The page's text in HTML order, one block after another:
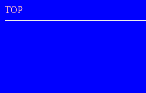
TOP